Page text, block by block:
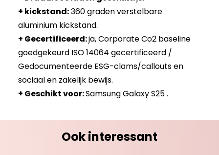
+ kickstand:360 graden verstelbare
aluminium kickstand.
+ Gecertificeerd:ja, Corporate Co2 baseline
goedgekeurd ISO 14064 gecertificeerd /
Gedocumenteerde ESG-clams/callouts en
sociaal en zakelijk bewijs.
+ Geschikt voor:Samsung Galaxy S25 .
Ook interessant